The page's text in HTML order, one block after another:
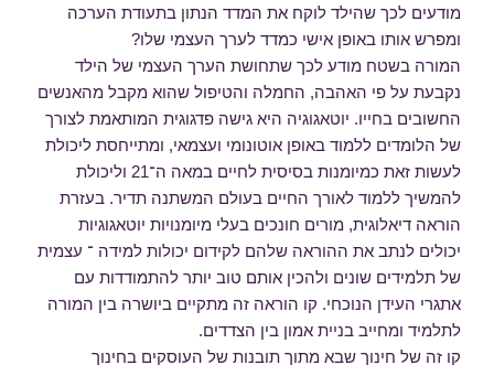
מודעים לכך שהילד לוקח את המדד הנתון בתעודת הערכה
ומפרש אותו באופן אישי כמדד לערך העצמי שלו?
המורה בשטח מודע לכך שתחושת הערך העצמי של הילד
נקבעת על פי האהבה, החמלה והטיפול שהוא מקבל מהאנשים
החשובים בחייו. יוטאגוגיה היא גישה פדגוגית המותאמת לצורך
של הלומדים ללמוד באופן אוטונומי ועצמאי, ומתייחסת ליכולת
לעשות זאת כמיומנות בסיסית לחיים במאה ה־21 וליכולת
להמשיך ללמוד לאורך החיים בעולם המשתנה תדיר. בעזרת
הוראה דיאלוגית, מורים חונכים בעלי מיומנויות יוטאגוגיות
יכולים לנתב את ההוראה שלהם לקידום יכולות למידה ־ עצמית
של תלמידים שונים ולהכין אותם טוב יותר להתמודדות עם
אתגרי העידן הנוכחי. קו הוראה זה מתקיים ביושרה בין המורה
לתלמיד ומחייב בניית אמון בין הצדדים.
קו זה של חינוך שבא מתוך תובנות של העוסקים בחינוך